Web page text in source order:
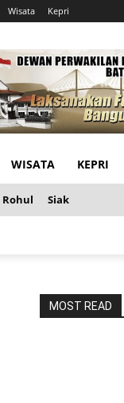
Wisata Kepri
WISATA KEPRI
Rohul Siak
MOST READ